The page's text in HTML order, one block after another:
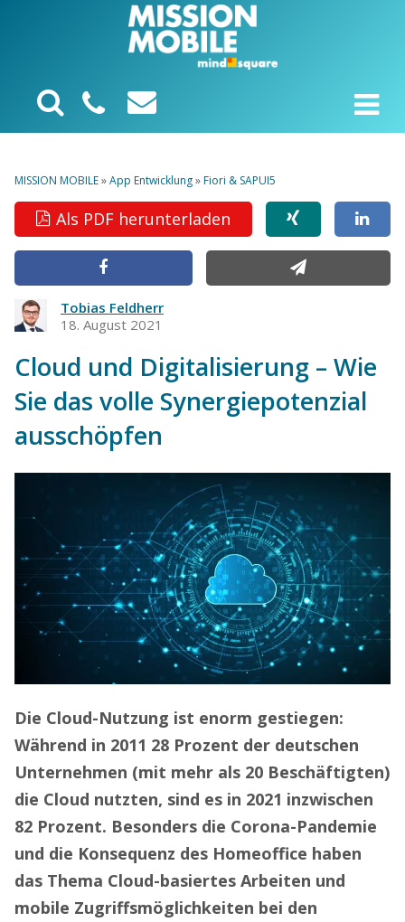
MISSION MOBILE»App Entwicklung»Fiori & SAPUI5
Als PDF herunterladen
Tobias Feldherr
18. August 2021
Cloud und Digitalisierung – Wie
Sie das volle Synergiepotenzial
ausschöpfen
Die Cloud-Nutzung ist enorm gestiegen:
Während in 2011 28 Prozent der deutschen
Unternehmen (mit mehr als 20 Beschäftigten)
die Cloud nutzten, sind es in 2021 inzwischen
82 Prozent. Besonders die Corona-Pandemie
und die Konsequenz des Homeoffice haben
das Thema Cloud-basiertes Arbeiten und
mobile Zugriffsmöglichkeiten bei den